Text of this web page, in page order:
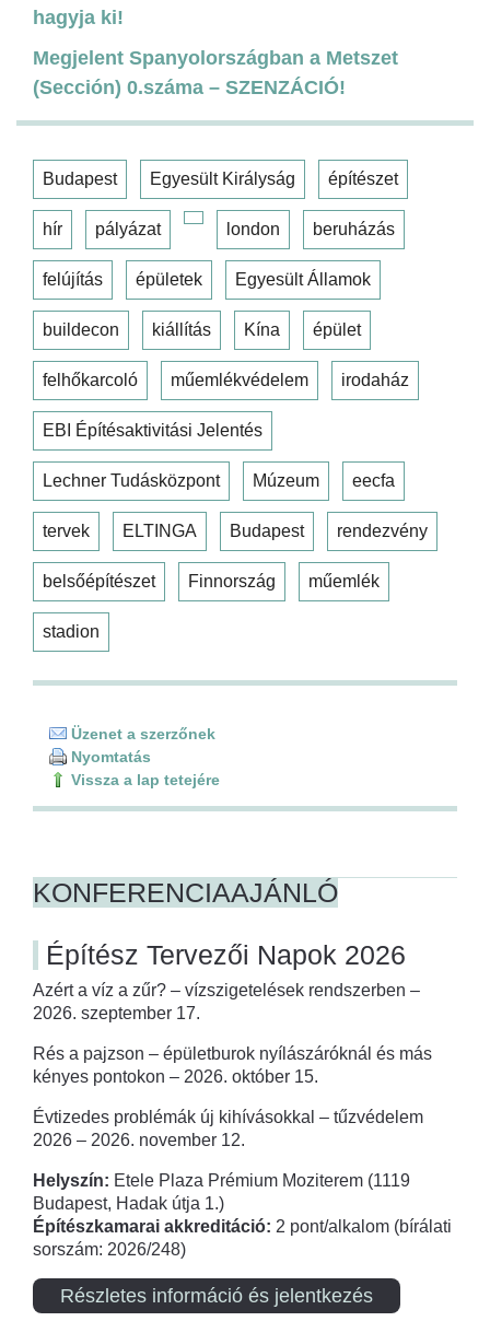
hagyja ki!
Megjelent Spanyolországban a Metszet
(Sección) 0.száma – SZENZÁCIÓ!
Budapest Egyesült Királyság építészet
hír pályázat london beruházás
felújítás épületek Egyesült Államok
buildecon kiállítás Kína épület
felhőkarcoló műemlékvédelem irodaház
EBI Építésaktivitási Jelentés
Lechner Tudásközpont Múzeum eecfa
tervek ELTINGA Budapest rendezvény
belsőépítészet Finnország műemlék
stadion
Üzenet a szerzőnek
Nyomtatás
Vissza a lap tetejére
KONFERENCIAAJÁNLÓ
Építész Tervezői Napok 2026
Azért a víz a zűr? – vízszigetelések rendszerben –
2026. szeptember 17.
Rés a pajzson – épületburok nyílászáróknál és más
kényes pontokon – 2026. október 15.
Évtizedes problémák új kihívásokkal – tűzvédelem
2026 – 2026. november 12.
Helyszín: Etele Plaza Prémium Moziterem (1119
Budapest, Hadak útja 1.)
Építészkamarai akkreditáció: 2 pont/alkalom (bírálati
sorszám: 2026/248)
Részletes információ és jelentkezés